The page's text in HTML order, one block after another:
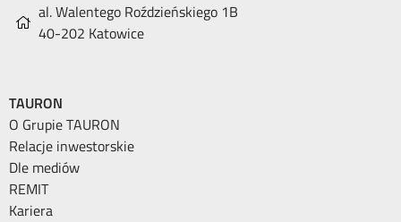
al. Walentego Roździeńskiego 1B
40-202 Katowice
TAURON
O Grupie TAURON
Relacje inwestorskie
Dle mediów
REMIT
Kariera